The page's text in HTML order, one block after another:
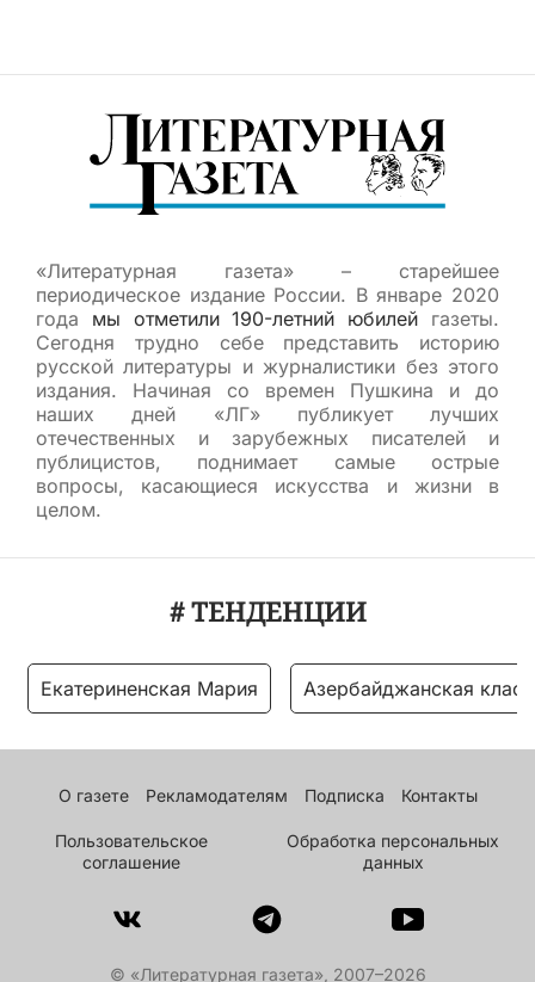
«Литературная газета» – старейшее
периодическое издание России. В январе 2020
года мы отметили 190-летний юбилей газеты.
Сегодня трудно себе представить историю
русской литературы и журналистики без этого
издания. Начиная со времен Пушкина и до
наших дней «ЛГ» публикует лучших
отечественных и зарубежных писателей и
публицистов, поднимает самые острые
вопросы, касающиеся искусства и жизни в
целом.
# ТЕНДЕНЦИИ
Екатериненская Мария Азербайджанская
О газете Рекламодателям Подписка Контакты
Пользовательское
соглашение
Обработка персональных
данных
© «Литературная газета», 2007–2026